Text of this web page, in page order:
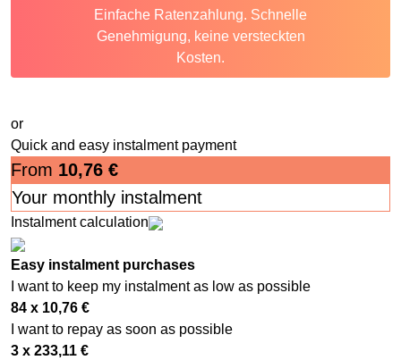
Einfache Ratenzahlung. Schnelle
Genehmigung, keine versteckten
Kosten.
or
Quick and easy instalment payment
From 10,76 €
Your monthly instalment
Instalment calculation
Easy instalment purchases
I want to keep my instalment as low as possible
84 x 10,76 €
I want to repay as soon as possible
3 x 233,11 €